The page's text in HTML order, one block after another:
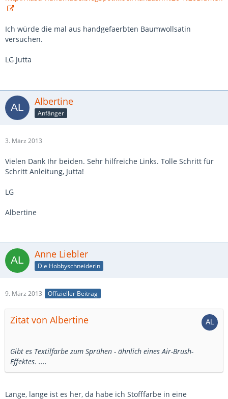
Ich würde die mal aus handgefaerbten Baumwollsatin
versuchen.
LG Jutta
Albertine
Anfänger
3. März 2013
Vielen Dank Ihr beiden. Sehr hilfreiche Links. Tolle Schritt für
Schritt Anleitung, Jutta!
LG
Albertine
Anne Liebler
Die Hobbyschneiderin
9. März 2013 Offizieller Beitrag
Zitat von Albertine
Gibt es Textilfarbe zum Sprühen - ähnlich eines Air-Brush-
Effektes. ....
Lange, lange ist es her, da habe ich Stofffarbe in eine